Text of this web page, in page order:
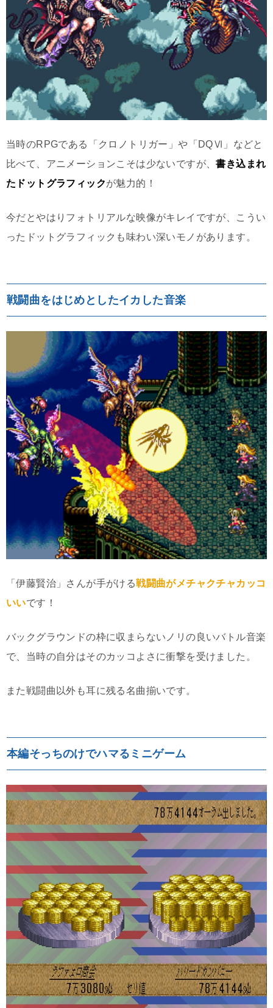
当時のRPGである「クロノトリガー」や「DQⅥ」などと
比べて、アニメーションこそは少ないですが、書き込まれ
たドットグラフィックが魅力的！
今だとやはりフォトリアルな映像がキレイですが、こうい
ったドットグラフィックも味わい深いモノがあります。
戦闘曲をはじめとしたイカした音楽
「伊藤賢治」さんが手がける戦闘曲がメチャクチャカッコ
いいです！
バックグラウンドの枠に収まらないノリの良いバトル音楽
で、当時の自分はそのカッコよさに衝撃を受けました。
また戦闘曲以外も耳に残る名曲揃いです。
本編そっちのけでハマるミニゲーム